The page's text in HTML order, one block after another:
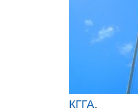
КГГА.